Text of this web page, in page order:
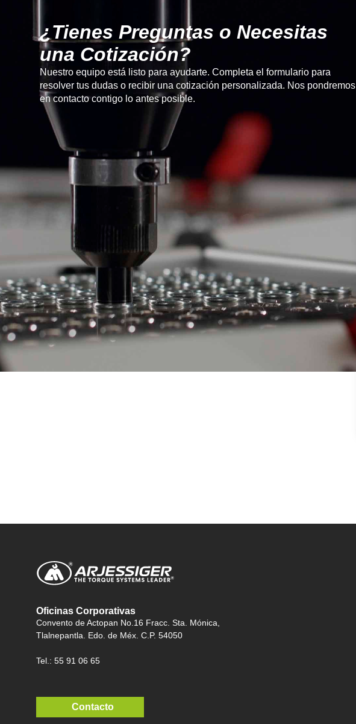
¿Tienes Preguntas o Necesitas
una Cotización?
Nuestro equipo está listo para ayudarte. Completa el formulario para
resolver tus dudas o recibir una cotización personalizada. Nos pondremos
en contacto contigo lo antes posible.
Oficinas Corporativas
Convento de Actopan No.16 Fracc. Sta. Mónica,
Tlalnepantla. Edo. de Méx. C.P. 54050
Tel.: 55 91 06 65
Contacto